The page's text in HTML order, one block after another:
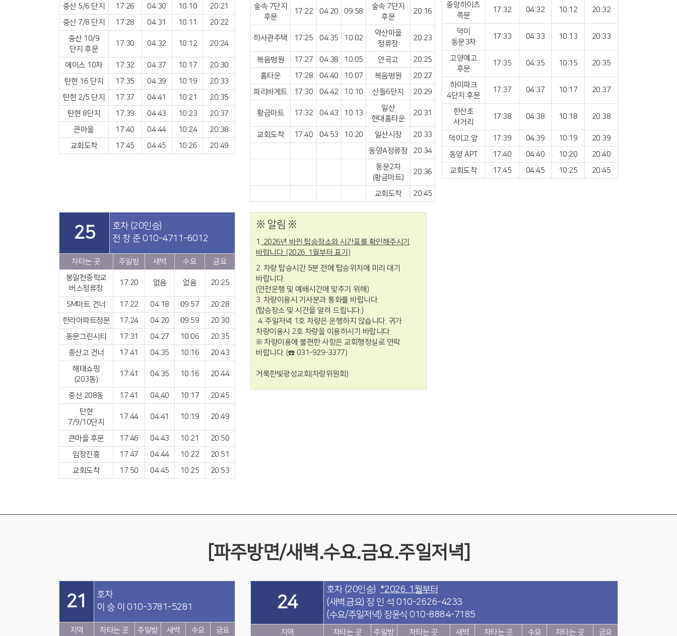
중산 5/6 단지 17:26 04:30 10:10
20:21
중산 7/8 단지
17:28 04:31 10:11
20:22
중산 10/9
단지 후문
17:30 04:32 10:12 20:24
에이스 10차 17:32 04:37 10:17
20:30
탄현 16 단지
17:35 04:39 10:19
20:33
탄현 2/5 단지
17:37 04:41 10:21
20:35
탄현 8단지
17:39 04:43 10:23
20:37
큰마을
17:40 04:44 10:24
20:38
교회도착
17:45 04:45 10:26 20:49
숲속 7단지
후문
17:22 04:20 09:58
숲속 7단지
후문
20:16
하사관주택 17:25 04:35 10:02
약산마을
정류장
20:23
복음병원 17:27 04:38 10:05 안곡고
20:25
홈타운
17:28 04:40 10:07 복음병원
20:27
파리바게트
17:30 04:42 10:10 산들6단지 20:29
황금마트 17:32 04:43 10:13
일산
현대홈타운
20:31
교회도착 17:40 04:53 10:20 일산시장
20:33
동양A정류장
20:34
동문2차
(황금마트)
20:36
교회도착 20:45
중앙하이츠
쪽문
17:32 04:32 10:12 20:32
덕이
동문3차
17:33 04:33 10:13 20:33
고양예고
후문
17:35 04:35 10:15 20:35
하이파크
4단지 후문
17:37 04:37 10:17 20:37
한산초
사거리
17:38 04:38 10:18 20:38
덕이고 앞 17:39 04:39 10:19
20:39
동양 APT
17:40 04:40 10:20
20:40
교회도착
17:45 04:45 10:25 20:45
25
호차 (20인승)
전 창 준 010-4711-6012
차타는 곳 주일밤 새벽 수요
금요
봉일천중학교
버스정류장
17:20 없음 없음 20:25
SM마트 건너 17:22 04:18 09:57
20:28
한라아파트정문
17:24 04:20 09:59
20:30
동문그린시티
17:31 04:27 10:06
20:35
중산고 건너
17:41 04:35 10:16
20:43
해태쇼핑
(203동)
17:41 04:35 10:16 20:44
중산 208동 17:41 04:40 10:17
20:45
탄현
7/9/10단지
17:44 04:41 10:19 20:49
큰마을 후문 17:46 04:43 10:21
20:50
임장진흥
17:47 04:44 10:22
20:51
교회도착
17:50 04:45 10:25 20:53
※ 알림 ※
1.
2026년 바뀐 탑승장소와 시간표를 확인해주시기
바랍니다. (2026. 1월부터 표기)
2. 차량 탑승시간 5분 전에 탑승위치에 미리 대기
바랍니다.
(안전운행 및 예배시간에 맞추기 위해)
3. 차량이용시 기사분과 통화를 바랍니다.
(탑승장소 및 시간을 알려 드립니다.)
4. 주일저녁 1호 차량은 운행하지 않습니다. 귀가
차량이용시 2호 차량을 이용하시기 바랍니다.
※ 차량이용에 불편한 사항은 교회행정실로 연락
바랍니다. (☎ 031-929-3377)
거룩한빛광성교회(차량위원회)
[파주방면/새벽.수요.금요.주일저녁]
21
호차
이 승 이 010-3781-5281
지역 차타는 곳 주일밤 새벽 수요 금요
24
호차 (20인승) *2026. 1월부터
(새벽.금요) 장 인 석 010-2626-4233
(수요/주일저녁) 장윤식 010-8884-7185
지역 차타는 곳 주일밤 차타는 곳 새벽 차타는 곳 수요 차타는 곳 금요